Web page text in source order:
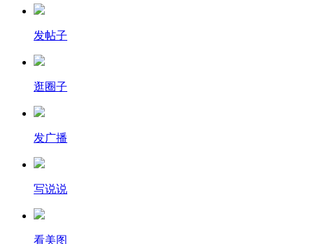
发帖子
逛圈子
发广播
写说说
看美图